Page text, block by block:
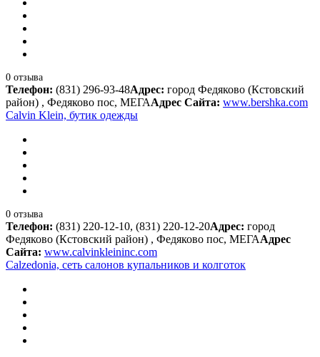
0 отзыва
Телефон: (831) 296-93-48Адрес: город Федяково (Кстовский
район) , Федяково пос, МЕГААдрес Сайта: www.bershka.com
Calvin Klein, бутик одежды
0 отзыва
Телефон: (831) 220-12-10, (831) 220-12-20Адрес: город
Федяково (Кстовский район) , Федяково пос, МЕГААдрес
Сайта: www.calvinkleininc.com
Calzedonia, сеть салонов купальников и колготок